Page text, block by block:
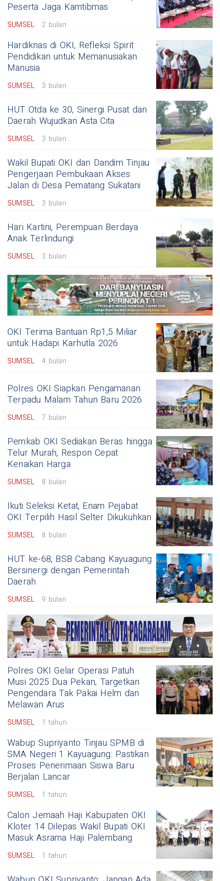
Peserta Jaga Kamtibmas
SUMSEL 2 bulan
Hardiknas di OKI, Refleksi Spirit
Pendidikan untuk Memanusiakan
Manusia
SUMSEL 3 bulan
HUT Otda ke 30, Sinergi Pusat dan
Daerah Wujudkan Asta Cita
SUMSEL 3 bulan
Wakil Bupati OKI dan Dandim Tinjau
Pengerjaan Pembukaan Akses
Jalan di Desa Pematang Sukatani
SUMSEL 3 bulan
Hari Kartini, Perempuan Berdaya
Anak Terlindungi
SUMSEL 3 bulan
OKI Terima Bantuan Rp1,5 Miliar
untuk Hadapi Karhutla 2026
SUMSEL 4 bulan
Polres OKI Siapkan Pengamanan
Terpadu Malam Tahun Baru 2026
SUMSEL 7 bulan
Pemkab OKI Sediakan Beras hingga
Telur Murah, Respon Cepat
Kenaikan Harga
SUMSEL 8 bulan
Ikuti Seleksi Ketat, Enam Pejabat
OKI Terpilih Hasil Selter Dikukuhkan
SUMSEL 8 bulan
HUT ke-68, BSB Cabang Kayuagung
Bersinergi dengan Pemerintah
Daerah
SUMSEL 9 bulan
Polres OKI Gelar Operasi Patuh
Musi 2025 Dua Pekan, Targetkan
Pengendara Tak Pakai Helm dan
Melawan Arus
SUMSEL 1 tahun
Wabup Supriyanto Tinjau SPMB di
SMA Negeri 1 Kayuagung: Pastikan
Proses Penerimaan Siswa Baru
Berjalan Lancar
SUMSEL 1 tahun
Calon Jemaah Haji Kabupaten OKI
Kloter 14 Dilepas Wakil Bupati OKI
Masuk Asrama Haji Palembang
SUMSEL 1 tahun